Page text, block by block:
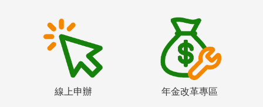
線上申辦 年金改革專區